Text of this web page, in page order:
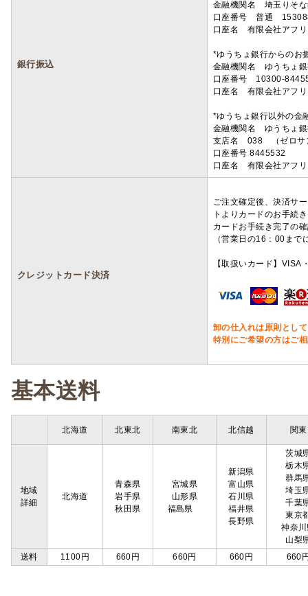
銀行振込
金融機関名 埼玉りそ
口座番号 普通
口座名 有限会社アフ
*ゆうちょ銀行からのお
金融機関名 ゆうちょ
口座番号 10300-
口座名 有限会社アフ
*ゆうちょ銀行以外の金
金融機関名 ゆうちょ
支店名 038 （ゼロサ
口座番号 8445532
口座名 有限会社アフ
クレジットカード決済
ご注文確定後、決済サ
トよりカードのお手続
カードお手続き完了の
（営業日の16：00ま
【取扱いカード】
卸の仕入れは原則とし
特別にご希望の方はご
基本送料
北海道 北東北 南東北 北信越 関東
地域
詳細
北海道
青森県
岩手県
秋田県
宮城県
山形県
福島県
新潟県
富山県
石川県
福井県
長野県
茨城
栃木
群馬
埼玉
千葉
東京
神奈
山梨
送料
1100円 660円 660円 660円 660